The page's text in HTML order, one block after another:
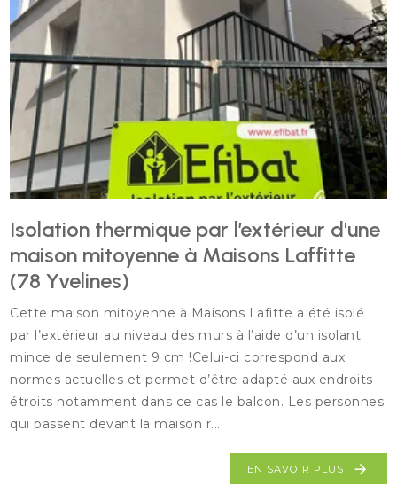
Isolation thermique par l’extérieur d'une
maison mitoyenne à Maisons Laffitte
(78 Yvelines)
Cette maison mitoyenne à Maisons Lafitte a été isolé
par l’extérieur au niveau des murs à l’aide d’un isolant
mince de seulement 9 cm !Celui-ci correspond aux
normes actuelles et permet d’être adapté aux endroits
étroits notamment dans ce cas le balcon. Les personnes
qui passent devant la maison r...
EN SAVOIR PLUS